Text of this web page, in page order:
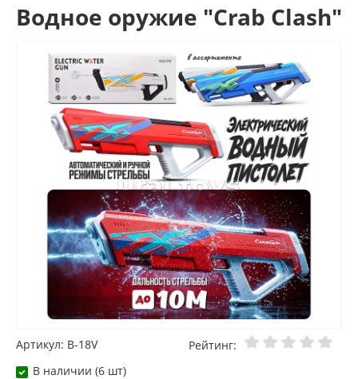
Водное оружие "Crab Clash"
Артикул: B-18V
Рейтинг:
В наличии (6 шт)